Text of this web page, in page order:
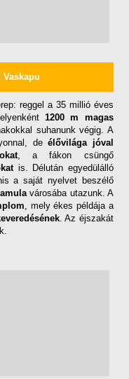
reggel a 35 millió éves
1200 m magas
suhanunk végig. A
deélővilága jóval
, a fákon csüngő
is. Délután egyedülálló
a saját nyelvet beszélő
városába utazunk. A
, mely ékes példája a
. Az éjszakát